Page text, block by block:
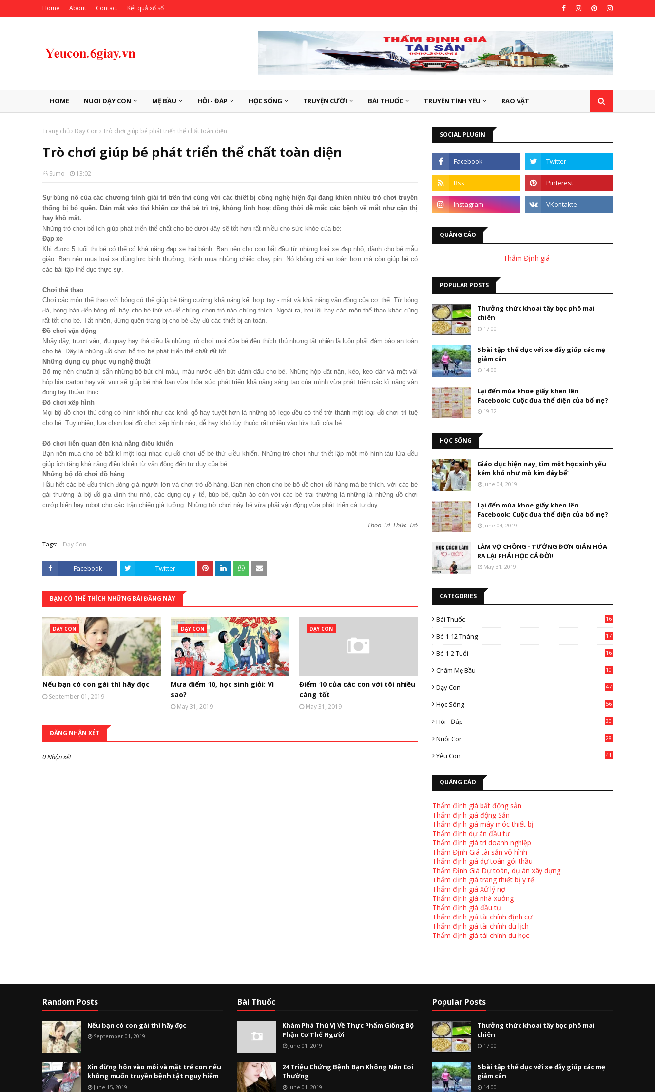
Home About Contact Kết quả xổ số
HOME NUÔI DẠY CON MẸ BẦU HỎI - ĐÁP HỌC SỐNG TRUYỆN CƯỜI BÀI THUỐC TRUYỆN TÌNH YÊU RAO VẶT
Trang chủ Dạy Con Trò chơi giúp bé phát triển thể chất toàn diện
Trò chơi giúp bé phát triển thể chất toàn diện
Sumo 13:02
Sự bùng nổ của các chương trình giải trí trên tivi cùng với các thiết bị công nghệ hiện đại đang khiến nhiều trò chơi truyền
thống bị bỏ quên. Dán mắt vào tivi khiến cơ thể bé trì trệ, không linh hoạt đồng thời dễ mắc các bệnh về mắt như cận thị
hay khô mắt.
Những trò chơi bổ ích giúp phát triển thể chất cho bé dưới đây sẽ tốt hơn rất nhiều cho sức khỏe của bé:
Đạp xe
Khi được 5 tuổi thì bé có thể có khả năng đạp xe hai bánh. Bạn nên cho con bắt đầu từ những loại xe đạp nhỏ, dành cho bé mẫu
giáo. Bạn nên mua loại xe dùng lực bình thường, tránh mua những chiếc chạy pin. Nó không chỉ an toàn hơn mà còn giúp bé có
các bài tập thể dục thực sự.
Chơi thể thao
Chơi các môn thể thao với bóng có thể giúp bé tăng cường khả năng kết hợp tay - mắt và khả năng vận động của cơ thể. Từ bóng
đá, bóng bàn đến bóng rổ, hãy cho bé thử và để chúng chọn trò nào chúng thích. Ngoài ra, bơi lội hay các môn thể thao khác cũng
rất tốt cho bé. Tất nhiên, đừng quên trang bị cho bé đầy đủ các thiết bị an toàn.
Đồ chơi vận động
Nhảy dây, trượt ván, đu quay hay thả diều là những trò chơi mọi đứa bé đều thích thú nhưng tất nhiên là luôn phải đảm bảo an toàn
cho bé. Đây là những đồ chơi hỗ trợ bé phát triển thể chất rất tốt.
Những dụng cụ phục vụ nghệ thuật
Bố mẹ nên chuẩn bị sẵn những bộ bút chì màu, màu nước đến bút đánh dấu cho bé. Những hộp đất nặn, kéo, keo dán và một vài
hộp bìa carton hay vài vụn sẽ giúp bé nhà bạn vừa thỏa sức phát triển khả năng sáng tạo của mình vừa phát triển các kĩ năng vận
động tay thuần thục.
Đồ chơi xếp hình
Mọi bộ đồ chơi thủ công có hình khối như các khối gỗ hay tuyệt hơn là những bộ lego đều có thể trở thành một loại đồ chơi trí tuệ
cho bé. Tuy nhiên, lựa chọn loại đồ chơi xếp hình nào, dễ hay khó tùy thuộc rất nhiều vào lứa tuổi của bé.
Đồ chơi liên quan đến khả năng điều khiển
Bạn nên mua cho bé bất kì một loại nhạc cụ đồ chơi để bé thử điều khiển. Những trò chơi như thiết lập một mô hình tàu lửa đều
giúp ích tăng khả năng điều khiển từ vận động đến tư duy của bé.
Những bộ đồ chơi đồ hàng
Hầu hết các bé đều thích đóng giả người lớn và chơi trò đồ hàng. Bạn nên chọn cho bé bộ đồ chơi đồ hàng mà bé thích, với các bé
gái thường là bộ đồ gia đình thu nhỏ, các dụng cụ y tế, búp bê, quần áo còn với các bé trai thường là những là những đồ chơi
cướp biển hay robot cho các trận chiến giả tưởng. Những trờ chơi này bé vừa phải vận động vừa phát triển cả tư duy.
Theo Trí Thức Trẻ
Tags: Dạy Con
Facebook Twitter
BẠN CÓ THỂ THÍCH NHỮNG BÀI ĐĂNG NÀY
DẠY CON
Nếu bạn có con gái thì hãy đọc
September 01, 2019
DẠY CON
Mưa điểm 10, học sinh giỏi: Vì
sao?
May 31, 2019
DẠY CON
Điểm 10 của các con với tôi nhiều
càng tốt
May 31, 2019
ĐĂNG NHẬN XÉT
0 Nhận xét
SOCIAL PLUGIN
QUẢNG CÁO
POPULAR POSTS
Thưởng thức khoai tây bọc phô mai
chiên
17:00
5 bài tập thể dục với xe đẩy giúp các mẹ
giảm cân
14:00
Lại đến mùa khoe giấy khen lên
Facebook: Cuộc đua thể diện của bố mẹ?
19:32
HỌC SỐNG
Giáo dục hiện nay, tìm một học sinh yếu
kém khó như mò kim đáy bể’
June 04, 2019
Lại đến mùa khoe giấy khen lên
Facebook: Cuộc đua thể diện của bố mẹ?
June 04, 2019
LÀM VỢ CHỒNG - TƯỞNG ĐƠN GIẢN HÓA
RA LẠI PHẢI HỌC CẢ ĐỜI!
May 31, 2019
CATEGORIES
Bài Thuốc
16
Bé 1-12 Tháng 17
Bé 1-2 Tuổi 16
Chăm Mẹ Bầu
10
Dạy Con
47
Học Sống 56
Hỏi - Đáp 30
Nuôi Con
28
Yêu Con
41
QUẢNG CÁO
Thẩm định giá bất động sản
Thẩm định giá động Sản
Thẩm định giá máy móc thiết bị
Thẩm định dự án đầu tư
Thẩm định giá tri doanh nghiệp
Thẩm Định Giá tài sản vô hình
Thẩm định giá dự toán gói thầu
Thẩm Định Giá Dự toán, dự án xây dựng
Thẩm định giá trang thiết bị y tế
Thẩm định giá Xử lý nợ
Thẩm định giá nhà xưởng
Thẩm định giá đầu tư
Thẩm định giá tài chính định cư
Thẩm định giá tài chính du lịch
Thẩm định giá tài chính du học
Random Posts
Nếu bạn có con gái thì hãy đọc
September 01, 2019
Xin đừng hôn vào môi và mặt trẻ con nếu
không muốn truyền bệnh tật nguy hiểm
June 15, 2019
Bài Thuốc
Khám Phá Thú Vị Về Thực Phẩm Giống Bộ
Phận Cơ Thể Người
June 01, 2019
24 Triệu Chứng Bệnh Bạn Không Nên Coi
Thường
June 01, 2019
Popular Posts
Thưởng thức khoai tây bọc phô mai
chiên
17:00
5 bài tập thể dục với xe đẩy giúp các mẹ
giảm cân
14:00